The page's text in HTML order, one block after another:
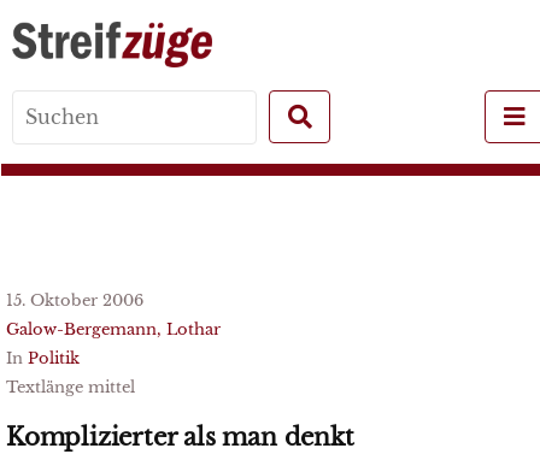
for:
15. Oktober 2006
Galow-Bergemann, Lothar
In Politik
Textlänge mittel
Komplizierter als man denkt